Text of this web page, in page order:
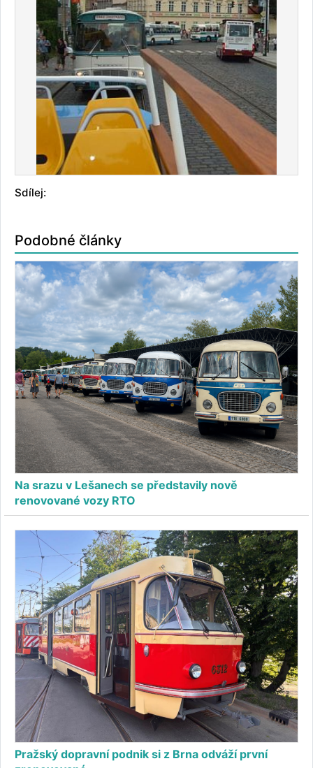
Sdílej:
Podobné články
Na srazu v Lešanech se představily nově
renovované vozy RTO
Pražský dopravní podnik si z Brna odváží první